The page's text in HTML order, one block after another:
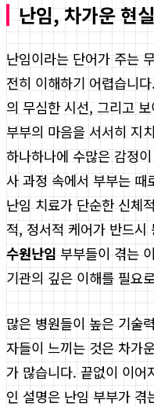
난임, 차가운 현
난임이라는 단어가 주는
전히 이해하기 어렵습니
의 무심한 시선, 그리고
부부의 마음을 서서히 지
하나하나에 수많은 감정
사 과정 속에서 부부는 때
난임 치료가 단순한 신체
적, 정서적 케어가 반드시
수원난임 부부들이 겪는
기관의 깊은 이해를 필요
많은 병원들이 높은 기술
자들이 느끼는 것은 차가
가 많습니다. 끝없이 이어
인 설명은 난임 부부가 겪